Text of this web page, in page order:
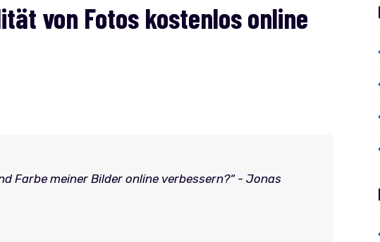
von Fotos kostenlos online
Farbe meiner Bilder online verbessern?“ - Jonas